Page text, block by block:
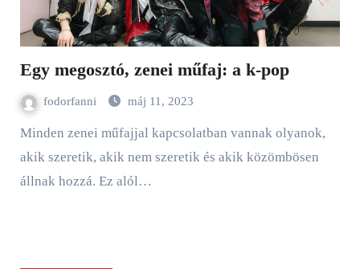
Egy megosztó, zenei műfaj: a k-pop
fodorfanni máj 11, 2023
Minden zenei műfajjal kapcsolatban vannak olyanok,
akik szeretik, akik nem szeretik és akik közömbösen
állnak hozzá. Ez alól…